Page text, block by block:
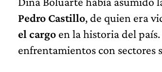
Pedro Castillo, de quien era
el cargo en la historia del
enfrentamientos con